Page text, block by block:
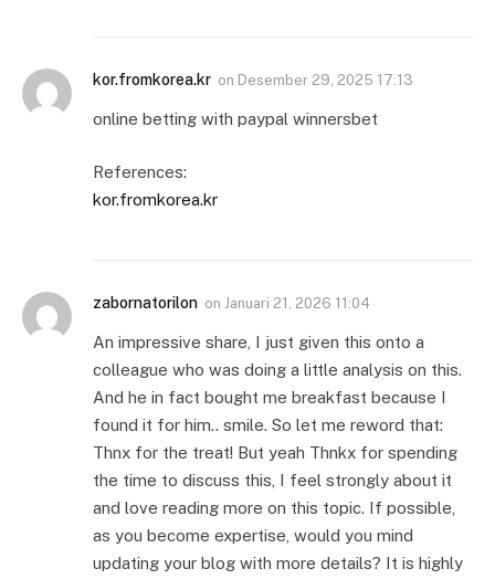
kor.fromkorea.kr on Desember 29, 2025 17:13
online betting with paypal winnersbet
References:
kor.fromkorea.kr
zabornatorilon on Januari 21, 2026 11:04
An impressive share, I just given this onto a
colleague who was doing a little analysis on this.
And he in fact bought me breakfast because I
found it for him.. smile. So let me reword that:
Thnx for the treat! But yeah Thnkx for spending
the time to discuss this, I feel strongly about it
and love reading more on this topic. If possible,
as you become expertise, would you mind
updating your blog with more details? It is highly